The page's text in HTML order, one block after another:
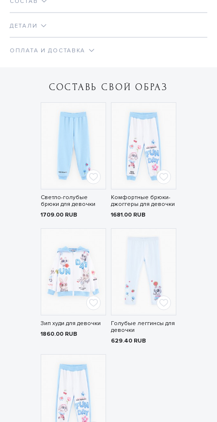
ДЕТАЛИ
ОПЛАТА И ДОСТАВКА
СОСТАВЬ СВОЙ ОБРАЗ
Светло-голубые
брюки для девочки
1709.00 RUB
Комфортные брюки-
джоггеры для девочки
1681.00 RUB
Зип худи для девочки
1860.00 RUB
Голубые леггинсы для
девочки
629.40 RUB